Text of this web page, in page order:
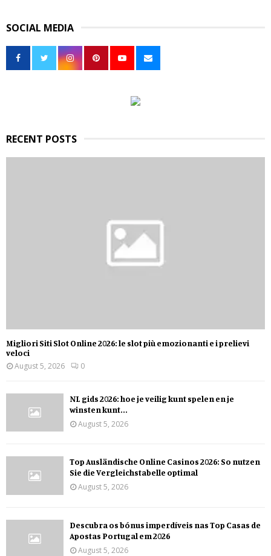
c
o
SOCIAL MEDIA
RECENT POSTS
Migliori Siti Slot Online 2026: le slot più emozionanti e i prelievi
veloci
August 5, 2026
0
NL gids 2026: hoe je veilig kunt spelen en je
winsten kunt...
August 5, 2026
Top Ausländische Online Casinos 2026: So nutzen
Sie die Vergleichstabelle optimal
August 5, 2026
Descubra os bónus imperdíveis nas Top Casas de
Apostas Portugal em 2026
August 5, 2026